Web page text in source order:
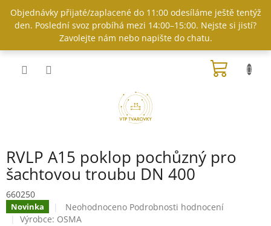
obsah
Objednávky přijaté/zaplacené do 11:00 odesíláme ještě tentýž
den. Poslední svoz probíhá mezi 14:00–15:00. Nejste si jistí?
Zavolejte nám nebo napište do chatu.
RVLP A15 poklop pochůzný pro
šachtovou troubu DN 400
660250
Novinka
Průměrné
hodnocení
Neohodnoceno Podrobnosti hodnocení
Výrobce: OSMA